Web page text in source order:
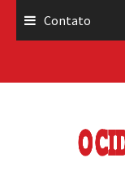
Contato